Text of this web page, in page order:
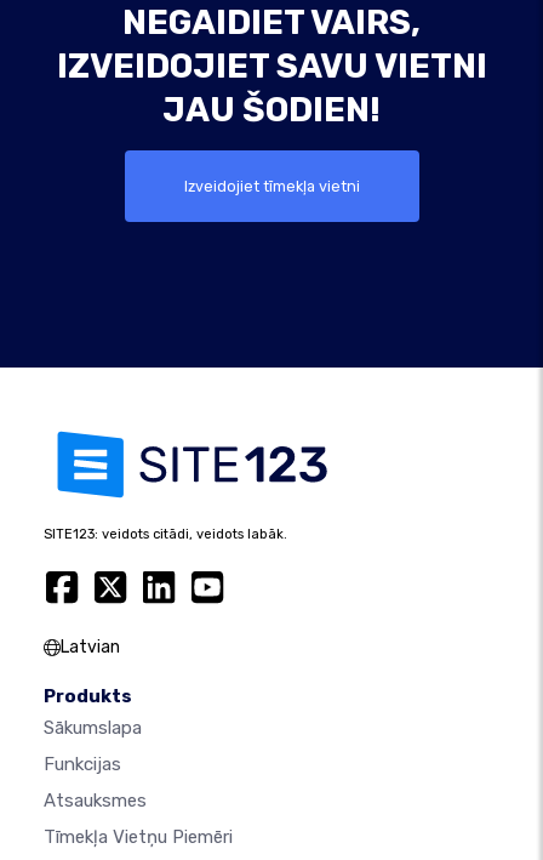
NEGAIDIET VAIRS,
IZVEIDOJIET SAVU VIETNI
JAU ŠODIEN!
Izveidojiet tīmekļa vietni
SITE123: veidots citādi, veidots labāk.
Latvian
Produkts
Sākumslapa
Funkcijas
Atsauksmes
Tīmekļa Vietņu Piemēri